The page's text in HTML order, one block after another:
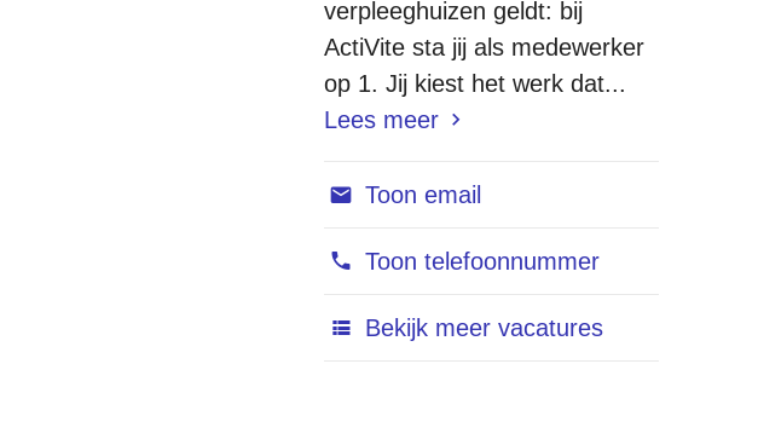
verpleeghuizen geldt: bij
ActiVite sta jij als medewerker
op 1. Jij kiest het werk dat...
Lees meer
Toon email
Toon telefoonnummer
Bekijk meer vacatures